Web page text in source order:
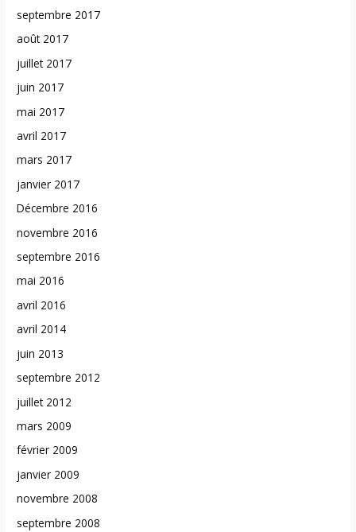
septembre 2017
août 2017
juillet 2017
juin 2017
mai 2017
avril 2017
mars 2017
janvier 2017
Décembre 2016
novembre 2016
septembre 2016
mai 2016
avril 2016
avril 2014
juin 2013
septembre 2012
juillet 2012
mars 2009
février 2009
janvier 2009
novembre 2008
septembre 2008